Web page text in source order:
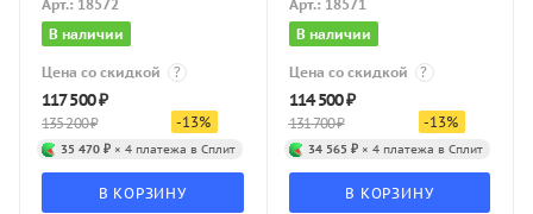
Арт.: 18572
В наличии
Цена со скидкой ?
117 500₽
135 200₽ -13%
35 470 ₽ × 4 платежа в Сплит
В КОРЗИНУ
Арт.: 18571
В наличии
Цена со скидкой ?
114 500₽
131 700₽ -13%
34 565 ₽× 4 платежа в Сплит
В КОРЗИНУ